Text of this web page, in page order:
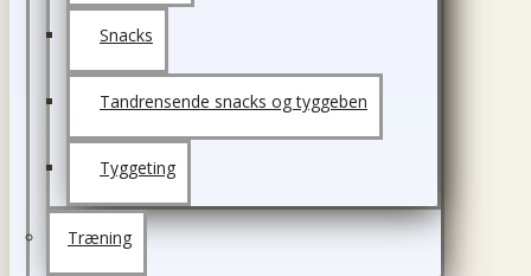
Snacks
Tandrensende snacks og tyggeben
Tyggeting
Træning